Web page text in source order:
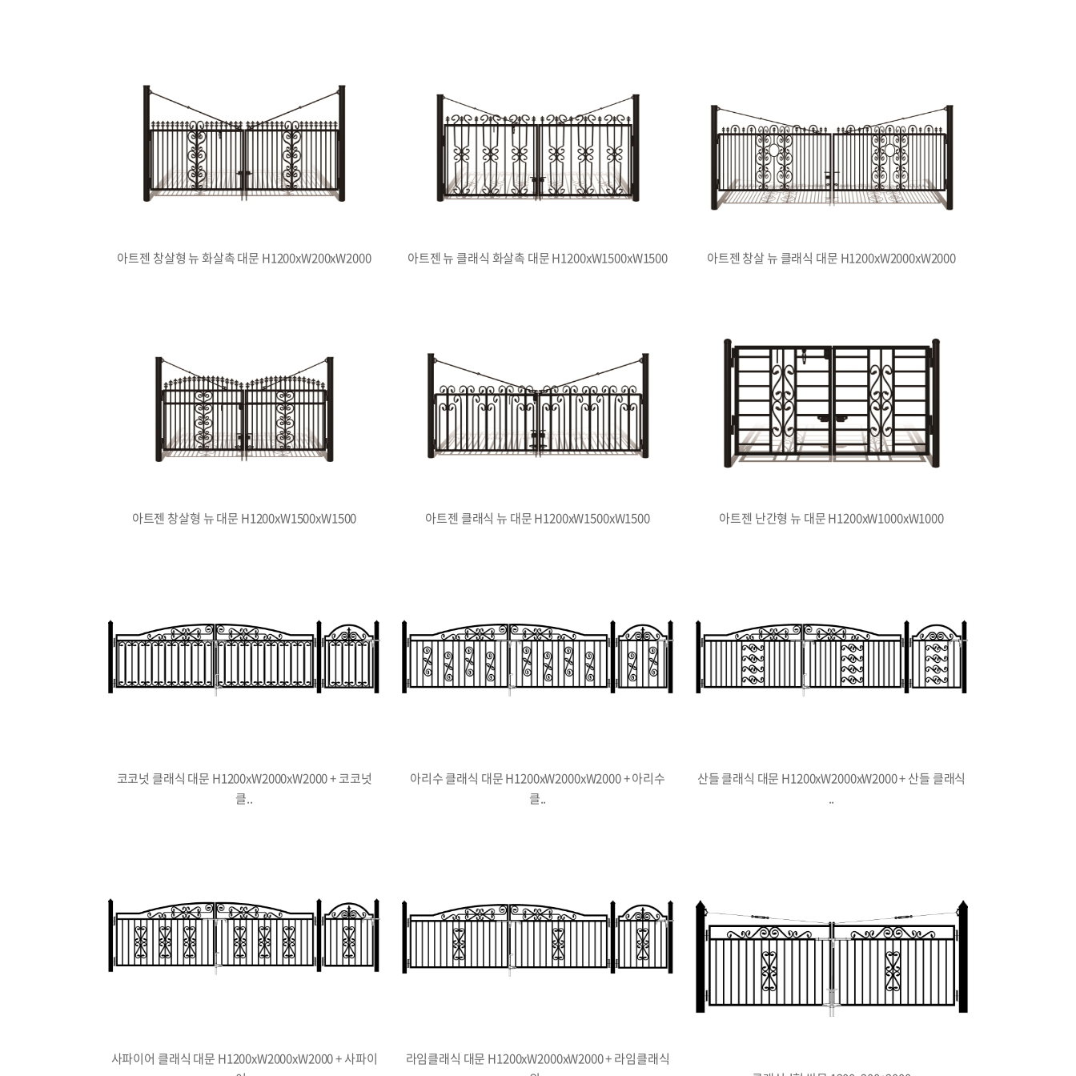
아트젠 창살형 뉴 화살촉 대문 H1200xW200xW2000 아트젠 뉴 클래식 화살촉 대문 H1200xW1500xW1500 아트젠 창살 뉴 클래식 대문 H1200xW2000xW2000
아트젠 창살형 뉴 대문 H1200xW1500xW1500 아트젠 클래식 뉴 대문 H1200xW1500xW1500 아트젠 난간형 뉴 대문 H1200xW1000xW1000
코코넛 클래식 대문 H1200xW2000xW2000 + 코코넛
클..
아리수 클래식 대문 H1200xW2000xW2000 + 아리수
클..
산들 클래식 대문 H1200xW2000xW2000 + 산들 클래식
..
사파이어 클래식 대문 H1200xW2000xW2000 + 사파이
라임클래식 대문 H1200xW2000xW2000 + 라임클래식